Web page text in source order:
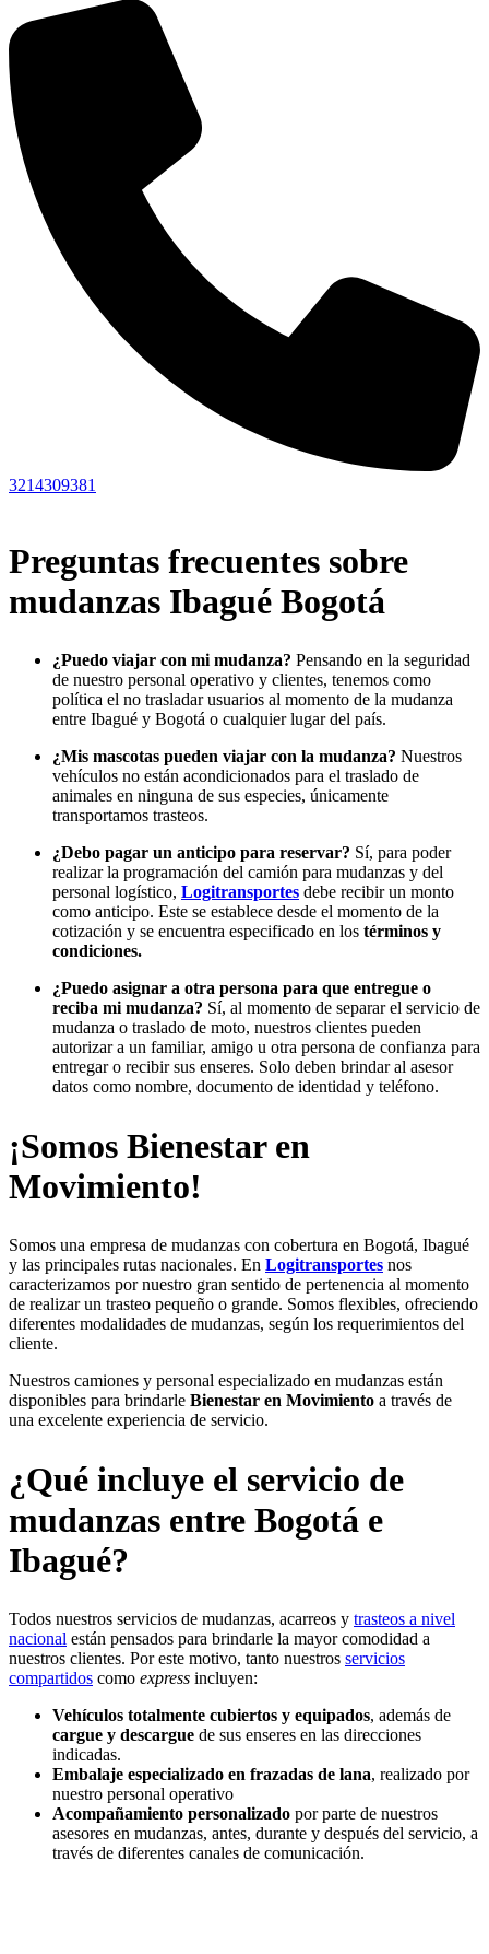
3214309381
Preguntas frecuentes sobre
mudanzas Ibagué Bogotá
¿Puedo viajar con mi mudanza? Pensando en la seguridad
de nuestro personal operativo y clientes, tenemos como
política el no trasladar usuarios al momento de la mudanza
entre Ibagué y Bogotá o cualquier lugar del país.
¿Mis mascotas pueden viajar con la mudanza? Nuestros
vehículos no están acondicionados para el traslado de
animales en ninguna de sus especies, únicamente
transportamos trasteos.
¿Debo pagar un anticipo para reservar? Sí, para poder
realizar la programación del camión para mudanzas y del
personal logístico, Logitransportes debe recibir un monto
como anticipo. Este se establece desde el momento de la
cotización y se encuentra especificado en los términos y
condiciones.
¿Puedo asignar a otra persona para que entregue o
reciba mi mudanza? Sí, al momento de separar el servicio de
mudanza o traslado de moto, nuestros clientes pueden
autorizar a un familiar, amigo u otra persona de confianza para
entregar o recibir sus enseres. Solo deben brindar al asesor
datos como nombre, documento de identidad y teléfono.
¡Somos Bienestar en
Movimiento!
Somos una empresa de mudanzas con cobertura en Bogotá, Ibagué
y las principales rutas nacionales. En Logitransportes nos
caracterizamos por nuestro gran sentido de pertenencia al momento
de realizar un trasteo pequeño o grande. Somos flexibles, ofreciendo
diferentes modalidades de mudanzas, según los requerimientos del
cliente.
Nuestros camiones y personal especializado en mudanzas están
disponibles para brindarle Bienestar en Movimiento a través de
una excelente experiencia de servicio.
¿Qué incluye el servicio de
mudanzas entre Bogotá e
Ibagué?
Todos nuestros servicios de mudanzas, acarreos y trasteos a nivel
nacional están pensados para brindarle la mayor comodidad a
nuestros clientes. Por este motivo, tanto nuestros servicios
compartidos como express incluyen:
Vehículos totalmente cubiertos y equipados, además de
cargue y descargue de sus enseres en las direcciones
indicadas.
Embalaje especializado en frazadas de lana, realizado por
nuestro personal operativo
Acompañamiento personalizado por parte de nuestros
asesores en mudanzas, antes, durante y después del servicio, a
través de diferentes canales de comunicación.